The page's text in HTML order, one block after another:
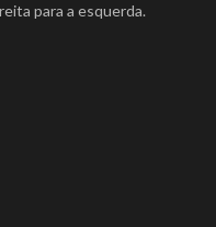
para a esquerda.